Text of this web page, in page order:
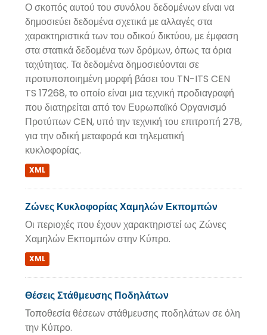
Ο σκοπός αυτού του συνόλου δεδομένων είναι να
δημοσιεύει δεδομένα σχετικά με αλλαγές στα
χαρακτηριστικά των του οδικού δικτύου, με έμφαση
στα στατικά δεδομένα των δρόμων, όπως τα όρια
ταχύτητας. Τα δεδομένα δημοσιεύονται σε
προτυποποιημένη μορφή βάσει του TN-ITS CEN
TS 17268, το οποίο είναι μια τεχνική προδιαγραφή
που διατηρείται από τον Ευρωπαϊκό Οργανισμό
Προτύπων CEN, υπό την τεχνική του επιτροπή 278,
για την οδική μεταφορά και τηλεματική
κυκλοφορίας.
XML
Ζώνες Κυκλοφορίας Χαμηλών Εκπομπών
Οι περιοχές που έχουν χαρακτηριστεί ως Ζώνες
Χαμηλών Εκπομπών στην Κύπρο.
XML
Θέσεις Στάθμευσης Ποδηλάτων
Τοποθεσία θέσεων στάθμευσης ποδηλάτων σε όλη
την Κύπρο.